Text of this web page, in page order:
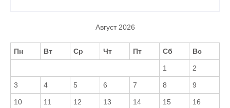
Август 2026
Пн Вт Ср Чт Пт Сб Вс
1 2
3 4 5 6 7 8 9
10 11 12 13 14 15 16